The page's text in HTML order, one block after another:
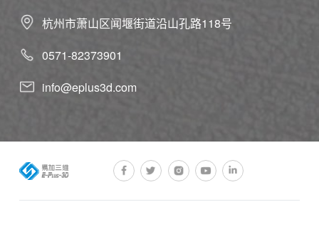
杭州市萧山区闻堰街道沿山孔路118号
0571-82373901
info@eplus3d.com